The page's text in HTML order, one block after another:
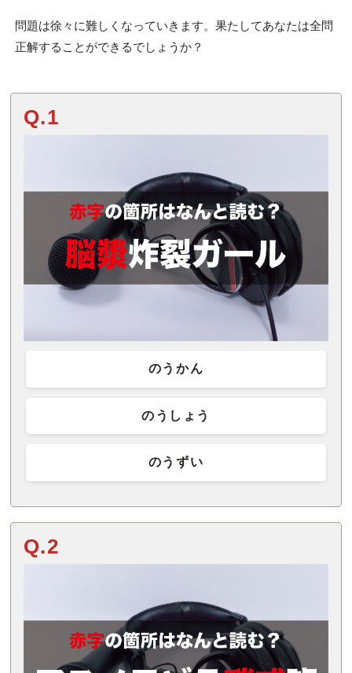
問題は徐々に難しくなっていきます。果たしてあなたは全問
正解することができるでしょうか？
Q.1
のうかん
のうしょう
のうずい
Q.2